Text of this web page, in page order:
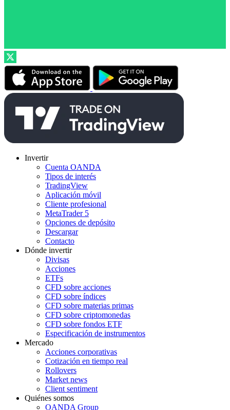
Invertir
Cuenta OANDA
Tipos de interés
TradingView
Aplicación móvil
Cliente profesional
MetaTrader 5
Opciones de depósito
Descargar
Contacto
Dónde invertir
Divisas
Acciones
ETFs
CFD sobre acciones
CFD sobre índices
CFD sobre materias primas
CFD sobre criptomonedas
CFD sobre fondos ETF
Especificación de instrumentos
Mercado
Acciones corporativas
Cotización en tiempo real
Rollovers
Market news
Client sentiment
Quiénes somos
OANDA Group